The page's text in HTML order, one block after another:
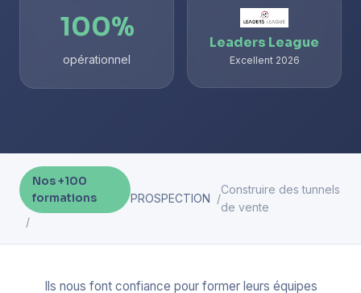
100%
opérationnel
Leaders League
Excellent 2026
Nos +100
formations
PROSPECTION
Construire des tunnels
de vente
Ils nous font confiance pour former leurs équipes